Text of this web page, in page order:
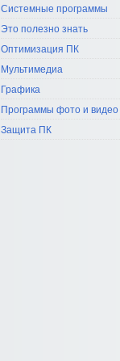
Системные программы
Это полезно знать
Оптимизация ПК
Мультимедиа
Графика
Программы фото и видео
Защита ПК